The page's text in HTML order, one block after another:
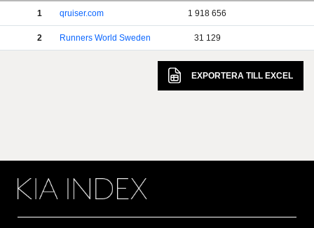
1 qruiser.com 1 918 656
2 Runners World Sweden 31 129
EXPORTERA TILL EXCEL